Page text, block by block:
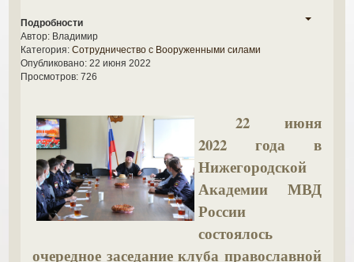
Подробности
Автор: Владимир
Категория:Сотрудничество с Вооруженными силами
Опубликовано: 22 июня 2022
Просмотров: 726
22 июня
2022 года в
Нижегородской
Академии МВД
России
состоялось
очередное заседание клуба православной
России
состоялось
очередное
клуба
православной
молодёжи,
посвящённое
Дню